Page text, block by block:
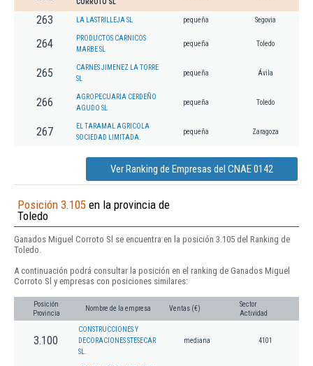
CORROTO SL
263 LA LASTRILLEJA SL pequeña Segovia
264
PRODUCTOS CARNICOS
MARBE SL
pequeña Toledo
265
CARNES JIMENEZ LA TORRE
SL
pequeña Ávila
266
AGROPECUARIA CERDEÑO
AGUDO SL
pequeña Toledo
267
EL TARAMAL AGRICOLA
SOCIEDAD LIMITADA.
pequeña Zaragoza
Ver Ranking de Empresas del CNAE 0142
Posición 3.105 en la provincia de
Toledo
Ganados Miguel Corroto Sl se encuentra en la posición 3.105 del Ranking de
Toledo.
A continuación podrá consultar la posición en el ranking de Ganados Miguel
Corroto Sl y empresas con posiciones similares:
Posición
Provincia
Nombre de la empresa Ventas (€)
Sector
Actividad
3.100
CONSTRUCCIONES Y
DECORACIONES STESECAR
SL.
mediana 4101